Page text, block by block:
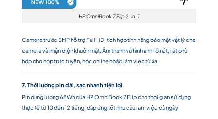
HP OmniBook 7 Flip 2-in-1
Camera trước 5MP hỗ trợ Full HD, tích hợp tính năng bảo mật vật lý che
camera và nhận diện khuôn mặt. Âm thanh và hình ảnh rõ nét, rất phù
hợp cho họp trực tuyến, học online hoặc làm việc từ xa.
7. Thời lượng pin dài, sạc nhanh tiện lợi
Pin dung lượng 68Wh của HP OmniBook 7 Flip cho thời gian sử dụng
thực tế từ 10 đến 12 tiếng, đáp ứng tốt nhu cầu làm việc cả ngày.